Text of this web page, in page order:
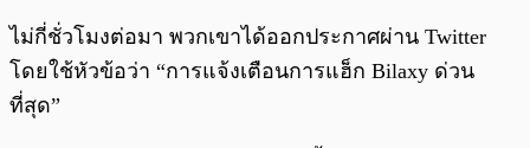
ไม่กี่ชั่วโมงต่อมา พวกเขาได้ออกประกาศผ่าน Twitter
โดยใช้หัวข้อว่า “การแจ้งเตือนการแฮ็ก Bilaxy ด่วน
ที่สุด”